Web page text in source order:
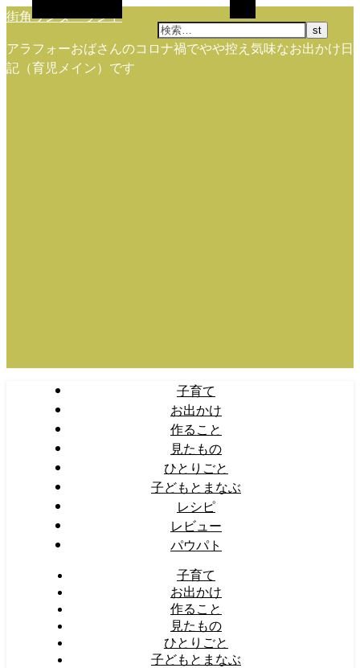
街角ワンダーランド
アラフォーおばさんのコロナ禍でやや控え気味なお出かけ日
記（育児メイン）です
子育て
お出かけ
作ること
見たもの
ひとりごと
子どもとまなぶ
レシピ
レビュー
パウパト
子育て
お出かけ
作ること
見たもの
ひとりごと
子どもとまなぶ